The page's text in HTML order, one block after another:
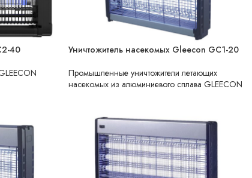
40
НЕТ В НАЛИЧИИ
Уничтожитель насекомых Gleecon GC1-20
Промышленные уничтожители летающих
насекомых из алюминиевого сплава GLEECON